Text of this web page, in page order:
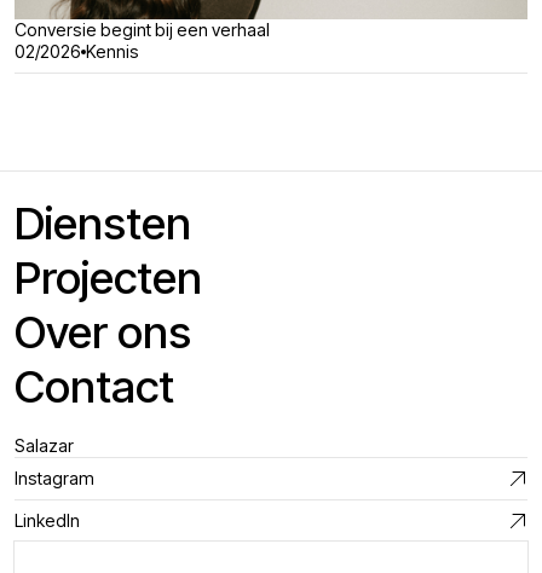
Conversie begint bij een verhaal
02/2026 Kennis
Diensten
Projecten
Over ons
Contact
Salazar
Instagram
LinkedIn